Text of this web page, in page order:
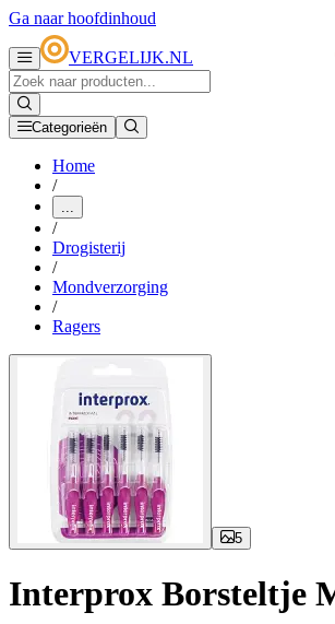
Ga naar hoofdinhoud
VERGELIJK.NL
Categorieën
Home
/
...
/
Drogisterij
/
Mondverzorging
/
Ragers
5
Interprox Borsteltje